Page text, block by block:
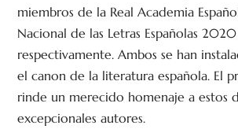
miembros de la Real Academia
Nacional de las Letras Españolas
respectivamente. Ambos se han
el canon de la literatura española. El
rinde un merecido homenaje a estos
excepcionales autores.